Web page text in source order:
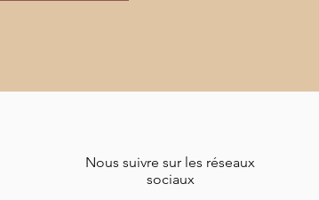
Nous suivre sur les réseaux
sociaux